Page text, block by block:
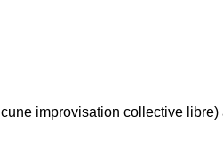
improvisation collective